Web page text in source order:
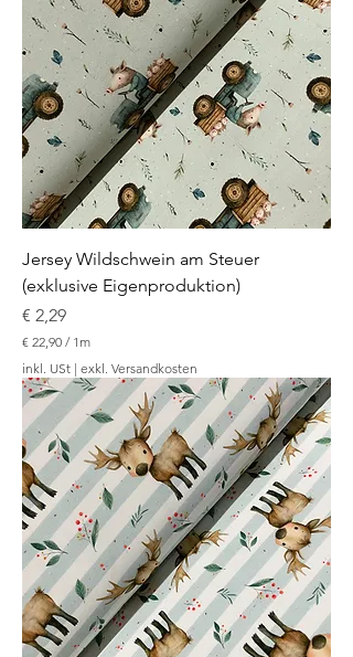
o
1
M
e
t
e
Jersey Wildschwein am Steuer
(exklusive Eigenproduktion)
Preis
€ 2,29
€ 22,90 / 1m
€
2
2
,
9
0
p
r
o
1
M
e
t
e
r
inkl. USt | exkl. Versandkosten